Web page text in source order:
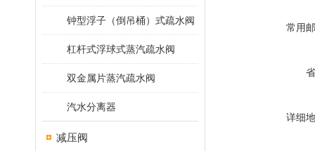
钟型浮子（倒吊桶）式疏水阀
杠杆式浮球式蒸汽疏水阀
双金属片蒸汽疏水阀
汽水分离器
减压阀
常用
详细